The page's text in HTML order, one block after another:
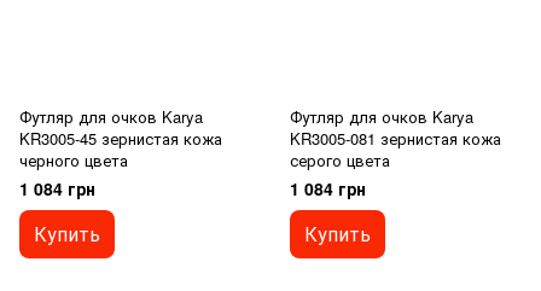
Футляр для очков Karya
KR3005-45 зернистая кожа
черного цвета
1 084 грн
Купить
Футляр для очков Karya
KR3005-081 зернистая кожа
серого цвета
1 084 грн
Купить